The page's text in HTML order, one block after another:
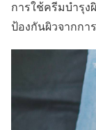
การใช้ครีมบำรุง
ป้องกันผิวจากกา